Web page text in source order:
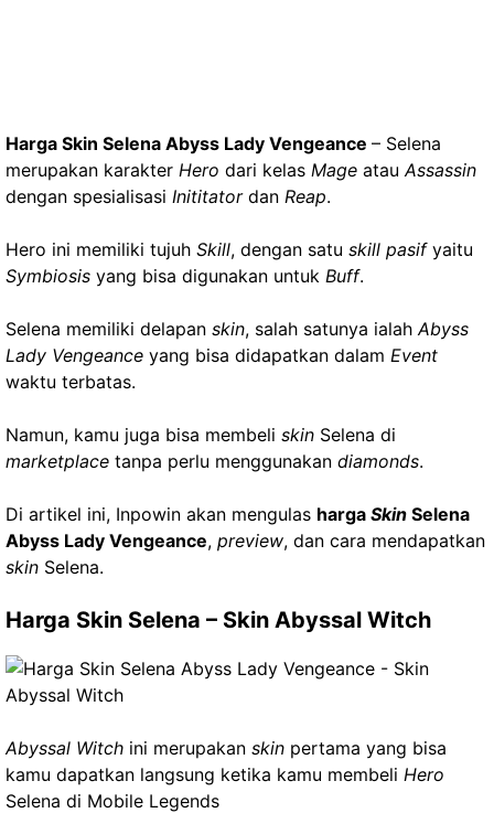
Harga Skin Selena Abyss Lady Vengeance – Selena
merupakan karakter Hero dari kelas Mage atauAssassin
dengan spesialisasi Inititatordan Reap.
Hero ini memiliki tujuh Skill, dengan satu skill pasifyaitu
Symbiosis yang bisa digunakan untuk Buff.
Selena memiliki delapan skin, salah satunya ialahAbyss
Lady Vengeance yang bisa didapatkan dalam Event
waktu terbatas.
Namun, kamu juga bisa membeli skin Selena di
marketplace tanpa perlu menggunakan diamonds.
Di artikel ini, Inpowin akan mengulas harga Skin Selena
Abyss Lady Vengeance, preview, dan cara mendapatkan
skin Selena.
Harga Skin Selena – Skin Abyssal Witch
Abyssal Witch ini merupakan skin pertama yang bisa
kamu dapatkan langsung ketika kamu membeli Hero
Selena di Mobile Legends